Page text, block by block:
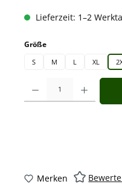
Lieferzeit: 1–2
Größeauswählen
S M L XL
Produkt Anzahl: Gib den
Merken